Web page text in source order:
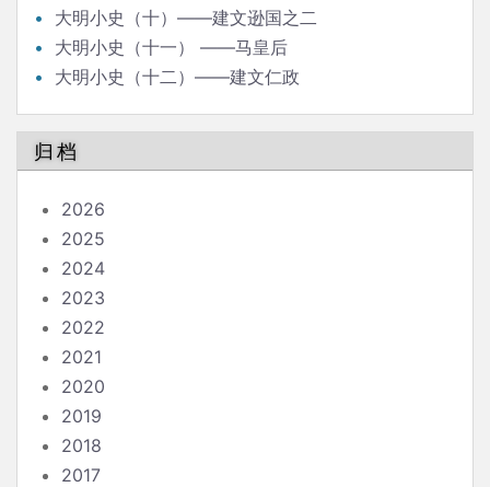
大明小史（十）——建文逊国之二
大明小史（十一） ——马皇后
大明小史（十二）——建文仁政
归档
2026
2025
2024
2023
2022
2021
2020
2019
2018
2017